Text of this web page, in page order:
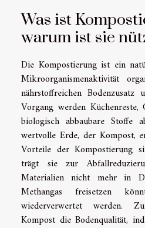
Was ist
warum ist sie
Die Kompostierung ist ein
Mikroorganismenaktivität
nährstoffreichen Bodenzusatz
Vorgang werden
biologisch abbaubare Stoffe
wertvolle Erde, der Kompost,
Vorteile der Kompostierung
trägt sie zur
Materialien nicht mehr in
Methangas freisetzen
wiederverwertet werden.
Kompost die Bodenqualität,